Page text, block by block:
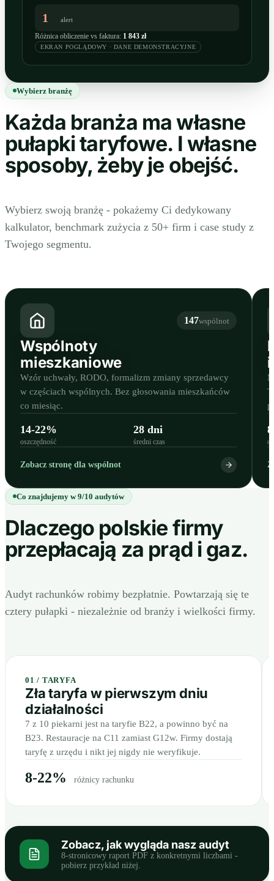
1 alert
Różnica obliczenie vs faktura: 1 843 zł
EKRAN POGLĄDOWY · DANE DEMONSTRACYJNE
Wybierz branżę
Każda branża ma własne
pułapki taryfowe. I własne
sposoby, żeby je obejść.
Wybierz swoją branżę - pokażemy Ci dedykowany
kalkulator, benchmark zużycia z 50+ firm i case study z
Twojego segmentu.
147wspólnot
Wspólnoty
mieszkaniowe
Wzór uchwały, RODO, formalizm zmiany sprzedawcy
w częściach wspólnych. Bez głosowania mieszkańców
co miesiąc.
14-22%
oszczędność
28 dni
średni czas
Zobacz stronę dla wspólnot
Co znajdujemy w 9/10 audytów
Dlaczego polskie firmy
przepłacają za prąd i gaz.
Audyt rachunków robimy bezpłatnie. Powtarzają się te
cztery pułapki - niezależnie od branży i wielkości firmy.
01 / TARYFA
Zła taryfa w pierwszym dniu
działalności
7 z 10 piekarni jest na taryfie B22, a powinno być na
B23. Restauracje na C11 zamiast G12w. Firmy dostają
taryfę z urzędu i nikt jej nigdy nie weryfikuje.
8-22% różnicy rachunku
Zobacz, jak wygląda nasz audyt
8-stronicowy raport PDF z konkretnymi liczbami -
pobierz przykład niżej.